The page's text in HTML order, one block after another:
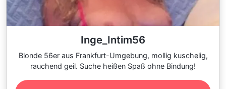
Inge_Intim56
Blonde 56er aus Frankfurt-Umgebung, mollig kuschelig,
rauchend geil. Suche heißen Spaß ohne Bindung!